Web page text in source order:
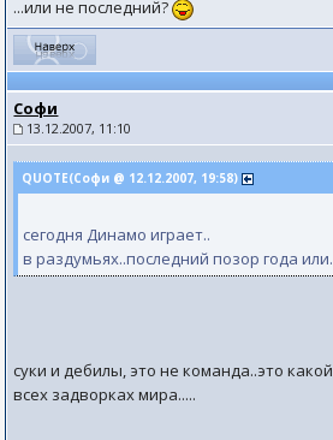
...или не последний?
Софи
13.12.2007, 11:10
QUOTE(Софи @ 12.12.2007, 19:58)
сегодня Динамо играет..
в раздумьях..последний позор года
суки и дебилы, это не команда..это
всех задворках мира.....